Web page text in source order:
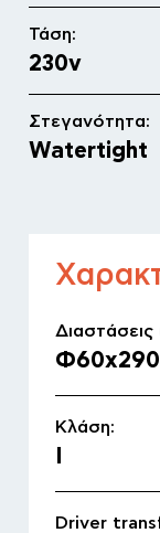
Τάση:
230v
Στεγανότητα:
Watertight
Διαστάσεις
Κλάση:
Driver